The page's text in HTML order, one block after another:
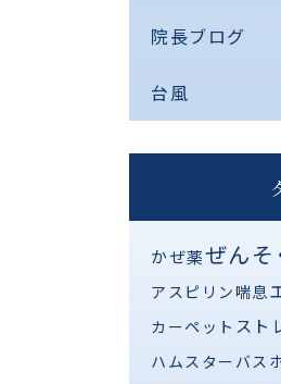
院長ブログ
台風
かぜ薬ぜんそ
アスピリン喘息
カーペット スト
ハムスター バス